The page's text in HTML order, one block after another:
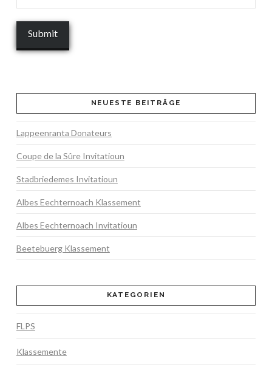
NEUESTE BEITRÄGE
Lappeenranta Donateurs
Coupe de la Sûre Invitatioun
Stadbriedemes Invitatioun
Albes Eechternoach Klassement
Albes Eechternoach Invitatioun
Beetebuerg Klassement
KATEGORIEN
FLPS
Klassemente